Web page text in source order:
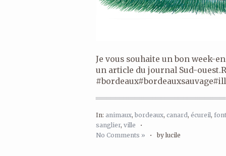
Je vous souhaite un bon week-
un article du journal Sud-
In: animaux, bordeaux, canard, écureil,
sanglier, ville •
No Comments » •by lucile